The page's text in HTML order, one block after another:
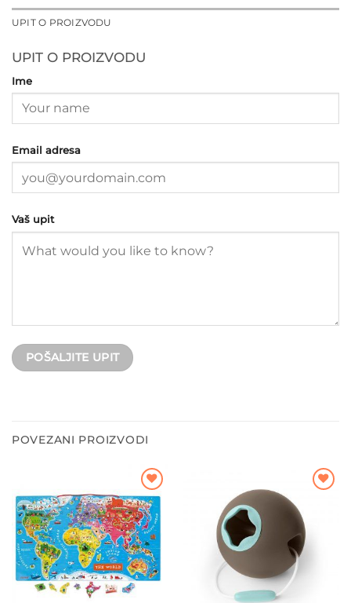
UPIT O PROIZVODU
UPIT O PROIZVODU
Ime
Email adresa
Vaš upit
POVEZANI PROIZVODI
Dodajte
na listu
želja